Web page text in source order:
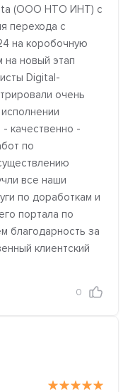
(ООО НТО ИНТ) с
перехода с
на коробочную
новый этап
Digital-
очень
качественно -
по
все наши
по доработкам и
портала по
благодарность за
клиентский
0